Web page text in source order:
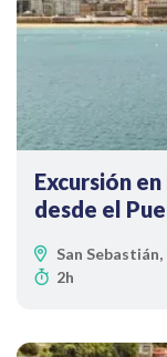
Excursión
desde el
San
2h